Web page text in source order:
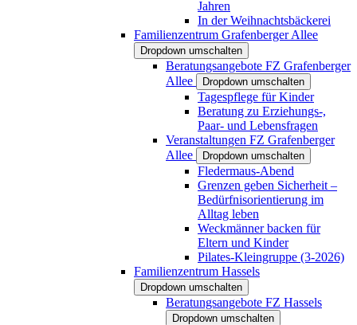
Jahren
In der Weihnachtsbäckerei
Familienzentrum Grafenberger Allee
Dropdown umschalten
Beratungsangebote FZ Grafenberger
Allee
Dropdown umschalten
Tagespflege für Kinder
Beratung zu Erziehungs-,
Paar- und Lebensfragen
Veranstaltungen FZ Grafenberger
Allee
Dropdown umschalten
Fledermaus-Abend
Grenzen geben Sicherheit –
Bedürfnisorientierung im
Alltag leben
Weckmänner backen für
Eltern und Kinder
Pilates-Kleingruppe (3-2026)
Familienzentrum Hassels
Dropdown umschalten
Beratungsangebote FZ Hassels
Dropdown umschalten